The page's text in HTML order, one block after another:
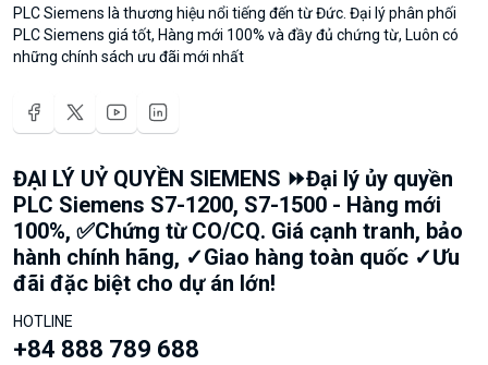
PLC Siemens là thương hiệu nổi tiếng đến từ Đức. Đại lý phân phối
PLC Siemens giá tốt, Hàng mới 100% và đầy đủ chứng từ, Luôn có
những chính sách ưu đãi mới nhất
ĐẠI LÝ UỶ QUYỀN SIEMENS ⏩Đại lý ủy quyền
PLC Siemens S7-1200, S7-1500 - Hàng mới
100%, ✅Chứng từ CO/CQ. Giá cạnh tranh, bảo
hành chính hãng, ✓Giao hàng toàn quốc ✓Ưu
đãi đặc biệt cho dự án lớn!
HOTLINE
+84 888 789 688